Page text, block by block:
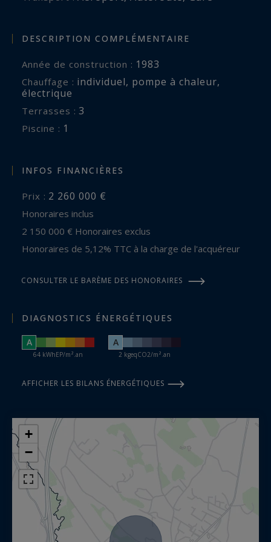
nombreuses perspectives d'évolution.
Une adresse confidentielle, un environnement
sécurisé, le centre de Luynes accessible à pied et
propriété un bien rare sur le marché aixois.
DESCRIPTION COMPLÉMENTAIRE
Année de construction : 1983
Chauffage : individuel, pompe à chaleur,
électrique
terrasses : 3
piscine : 1
INFOS FINANCIÈRES
Prix : 2 260 000 €
Honoraires inclus
2 150 000 € Honoraires exclus
Honoraires de 5,12% TTC à la charge de l'acquéreur
CONSULTER LE BARÈME DES HONORAIRES
DIAGNOSTICS ÉNERGÉTIQUES
A
64 kWhEP/m².an
A
2 kgeqCO2/m².an
AFFICHER LES BILANS ÉNERGÉTIQUES
+
−